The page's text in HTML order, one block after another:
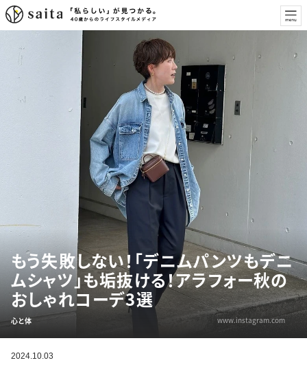
もう失敗しない！「デニムパンツもデニ
ムシャツ」も垢抜ける！アラフォー秋の
おしゃれコーデ3選
心と体 www.instagram.com
2024.10.03